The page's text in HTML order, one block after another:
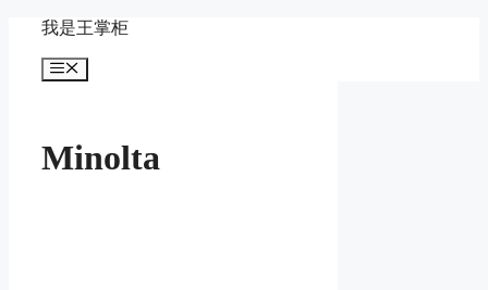
content
我是王掌柜
Menu
Minolta